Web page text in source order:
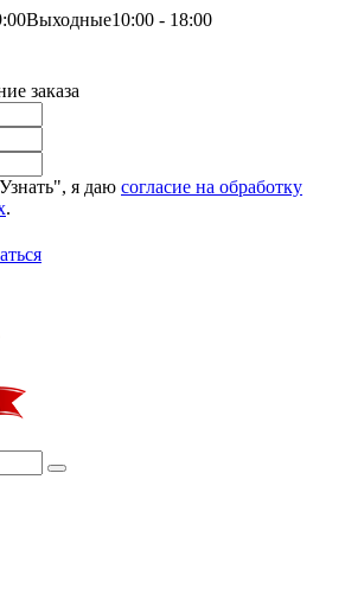
Выходные10:00 - 18:00
заказа
я даю согласие на обработку
.